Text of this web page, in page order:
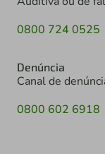
0800 724 0525
Denúncia
Canal de
0800 602 6918